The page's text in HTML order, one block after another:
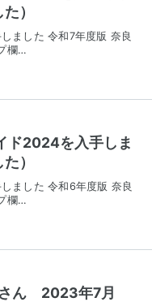
）
ました 令和7年度版 奈良
欄…
ド2024を入手しま
）
ました 令和6年度版 奈良
欄…
さん 2023年7月